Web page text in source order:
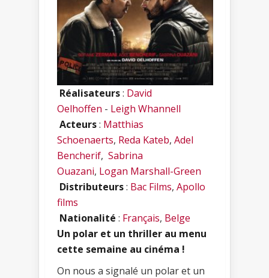
Réalisateurs: David
Oelhoffen - Leigh Whannell
Acteurs: Matthias
Schoenaerts, Reda Kateb, Adel
Bencherif, Sabrina
Ouazani, Logan Marshall-Green
Distributeurs: Bac Films, Apollo
films
Nationalité : Français, Belge
Un polar et un thriller au menu
cette semaine au cinéma !
On nous a signalé un polar et un